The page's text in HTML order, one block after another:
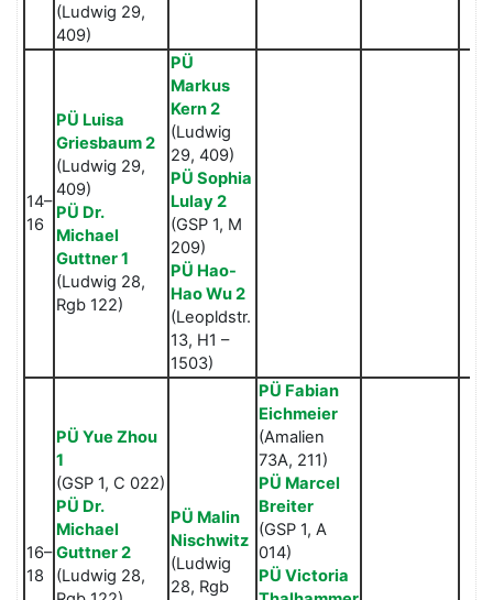
(Ludwig 29,
409)
14–
16
PÜ Luisa
Griesbaum 2
(Ludwig 29,
409)
PÜ Dr.
Michael
Guttner 1
(Ludwig 28,
Rgb 122)
PÜ
Markus
Kern 2
(Ludwig
29, 409)
PÜ Sophia
Lulay 2
(GSP 1, M
209)
PÜ Hao-
Hao Wu 2
(Leopldstr.
13, H1 –
1503)
16–
18
PÜ Yue Zhou
1
(GSP 1, C 022)
PÜ Dr.
Michael
Guttner 2
(Ludwig 28,
PÜ Malin
Nischwitz
(Ludwig
28, Rgb
PÜ Fabian
Eichmeier
(Amalien
73A, 211)
PÜ Marcel
Breiter
(GSP 1, A
014)
PÜ Victoria